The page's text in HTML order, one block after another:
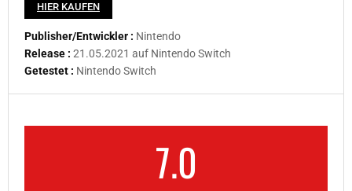
HIER KAUFEN
Publisher/Entwickler : Nintendo
Release : 21.05.2021 auf Nintendo Switch
Getestet : Nintendo Switch
7.0